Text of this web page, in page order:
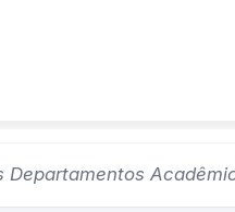
Departamentos